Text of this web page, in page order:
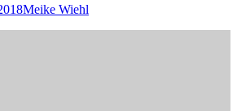
Author
Meike Wiehl